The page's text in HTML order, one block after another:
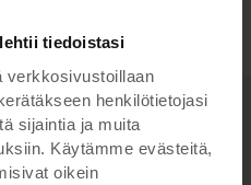
tiedoistasi
verkkosivustoillaan
henkilötietojasi
sijaintia ja muita
Käytämme evästeitä,
oikein